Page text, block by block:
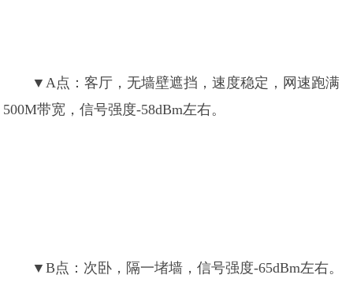
▼A点：客厅，无墙壁遮挡，速度稳定，网速跑满
500M带宽，信号强度-58dBm左右。
▼B点：次卧，隔一堵墙，信号强度-65dBm左右。